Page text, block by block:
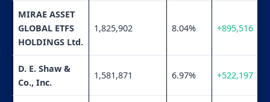
MIRAE ASSET
GLOBAL ETFS
HOLDINGS Ltd.
1,825,902 8.04% +895,516
D. E. Shaw &
Co., Inc.
1,581,871 6.97% +522,197